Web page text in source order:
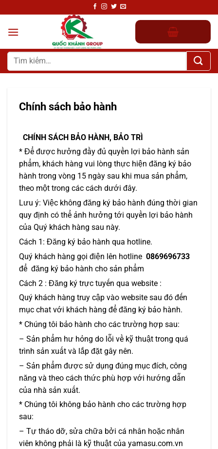
đến
nội
Tìm
kiếm:
Chính sách bảo hành
CHÍNH SÁCH BẢO HÀNH, BẢO TRÌ
* Để được hưởng đầy đủ quyền lợi bảo hành sản
phẩm, khách hàng vui lòng thực hiện đăng ký bảo
hành trong vòng 15 ngày sau khi mua sản phẩm,
theo một trong các cách dưới đây.
Lưu ý: Việc không đăng ký bảo hành đúng thời gian
quy định có thể ảnh hưởng tới quyền lợi bảo hành
của Quý khách hàng sau này.
Cách 1: Đăng ký bảo hành qua hotline.
Quý khách hàng gọi điện lên hotline 0869696733
để đăng ký bảo hành cho sản phẩm
Cách 2 : Đăng ký trực tuyến qua website :
Quý khách hàng truy cập vào website sau đó đến
mục chat với khách hàng để đăng ký bảo hành.
* Chúng tôi bảo hành cho các trường hợp sau:
– Sản phẩm hư hỏng do lỗi về kỹ thuật trong quá
trình sản xuất và lắp đặt gây nên.
– Sản phẩm được sử dụng đúng mục đích, công
năng và theo cách thức phù hợp với hướng dẫn
của nhà sản xuất.
* Chúng tôi không bảo hành cho các trường hợp
sau:
– Tự tháo dỡ, sửa chữa bởi cá nhân hoặc nhân
viên không phải là kỹ thuật của yamasu.com.vn